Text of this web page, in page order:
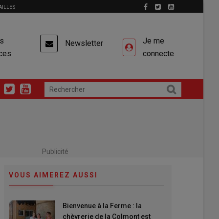
Newsletter
Je me
connecte
Publicité
VOUS AIMEREZ AUSSI
Bienvenue à la Ferme : la
chèvrerie de la Colmont est